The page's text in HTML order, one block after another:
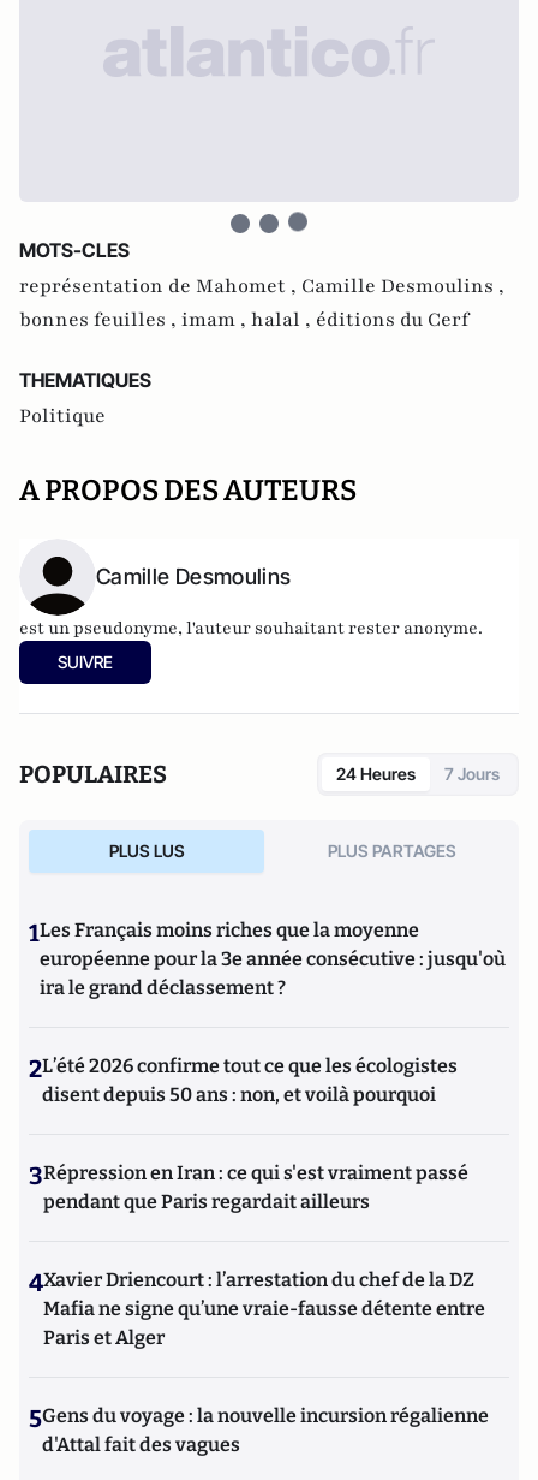
MOTS-CLES
représentation de Mahomet , Camille Desmoulins ,
bonnes feuilles , imam , halal , éditions du Cerf
THEMATIQUES
Politique
A PROPOS DES AUTEURS
Camille Desmoulins
est un pseudonyme, l'auteur souhaitant rester anonyme.
SUIVRE
POPULAIRES 24 Heures 7 Jours
PLUS LUS PLUS PARTAGES
1Les Français moins riches que la moyenne
européenne pour la 3e année consécutive : jusqu'où
ira le grand déclassement ?
2L’été 2026 confirme tout ce que les écologistes
disent depuis 50 ans : non, et voilà pourquoi
3Répression en Iran : ce qui s'est vraiment passé
pendant que Paris regardait ailleurs
4Xavier Driencourt : l’arrestation du chef de la DZ
Mafia ne signe qu’une vraie-fausse détente entre
Paris et Alger
5Gens du voyage : la nouvelle incursion régalienne
d'Attal fait des vagues